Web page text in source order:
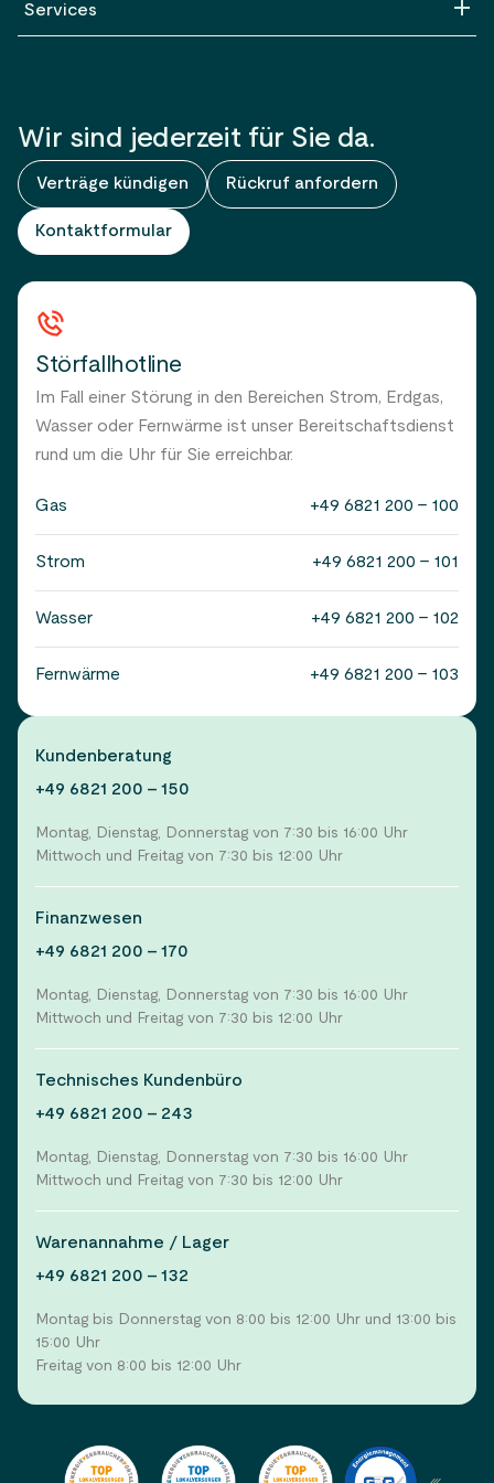
Karriere
Geschäftsleitung & Aufsichtsrat
Historie
Nachhaltigkeit
Services
Umzug
Downloads
Fragen & Antworten
Energieeffizienz
Wir sind jederzeit für Sie da.
Verträge kündigen Rückruf anfordern
Kontaktformular
Störfallhotline
Im Fall einer Störung in den Bereichen Strom, Erdgas,
Wasser oder Fernwärme ist unser Bereitschaftsdienst
rund um die Uhr für Sie erreichbar.
Gas +49 6821 200 - 100
Strom +49 6821 200 - 101
Wasser +49 6821 200 - 102
Fernwärme +49 6821 200 - 103
Kundenberatung
+49 6821 200 - 150
Montag, Dienstag, Donnerstag von 7:30 bis 16:00 Uhr
Mittwoch und Freitag von 7:30 bis 12:00 Uhr
Finanzwesen
+49 6821 200 - 170
Montag, Dienstag, Donnerstag von 7:30 bis 16:00 Uhr
Mittwoch und Freitag von 7:30 bis 12:00 Uhr
Technisches Kundenbüro
+49 6821 200 - 243
Montag, Dienstag, Donnerstag von 7:30 bis 16:00 Uhr
Mittwoch und Freitag von 7:30 bis 12:00 Uhr
Warenannahme / Lager
+49 6821 200 - 132
Montag bis Donnerstag von 8:00 bis 12:00 Uhr und 13:00 bis
15:00 Uhr
Freitag von 8:00 bis 12:00 Uhr